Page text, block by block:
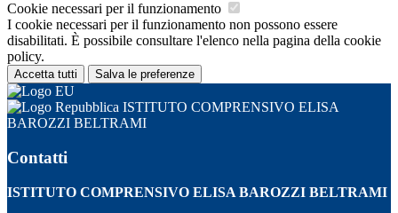
Cookie necessari per il funzionamento
I cookie necessari per il funzionamento non possono essere
disabilitati. È possibile consultare l'elenco nella pagina della cookie
policy.
Accetta tutti Salva le preferenze
ISTITUTO COMPRENSIVO ELISA
BAROZZI BELTRAMI
Contatti
ISTITUTO COMPRENSIVO ELISA BAROZZI BELTRAMI